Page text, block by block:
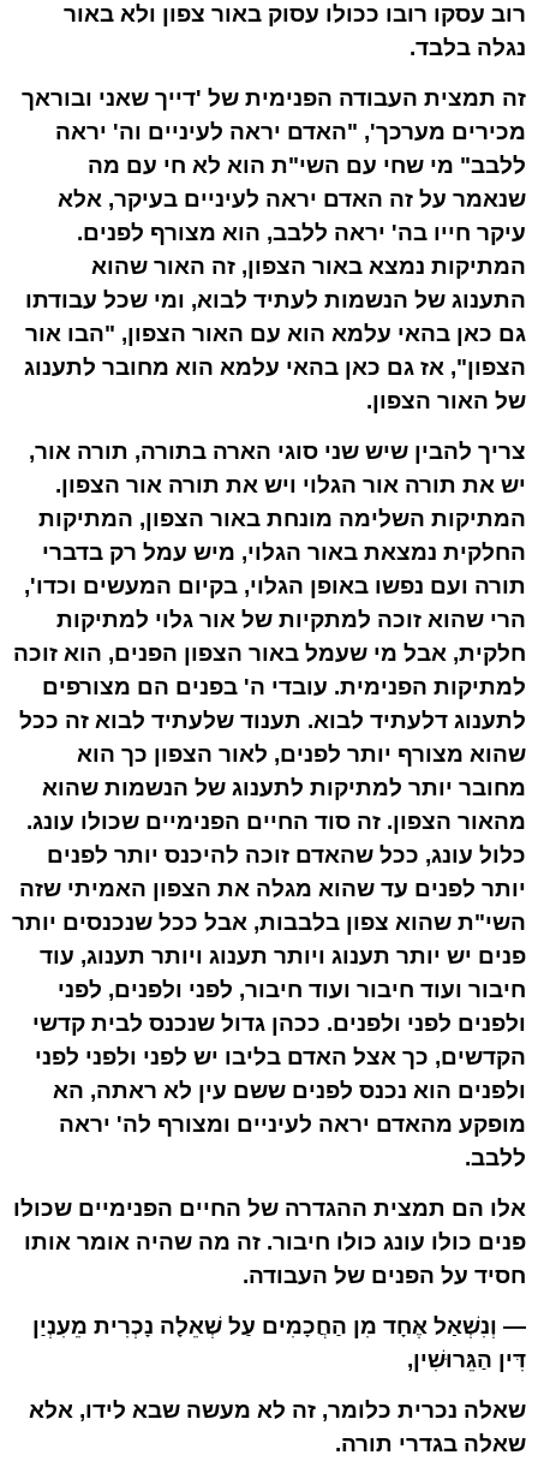
רוב עסקו רובו ככולו עסוק באור צפון ולא באור
נגלה בלבד.
זה תמצית העבודה הפנימית של 'דייך שאני ובוראך
מכירים מערכך', "האדם יראה לעיניים וה' יראה
ללבב" מי שחי עם השי"ת הוא לא חי עם מה
שנאמר על זה האדם יראה לעיניים בעיקר, אלא
עיקר חייו בה' יראה ללבב, הוא מצורף לפנים.
המתיקות נמצא באור הצפון, זה האור שהוא
התענוג של הנשמות לעתיד לבוא, ומי שכל עבודתו
גם כאן בהאי עלמא הוא עם האור הצפון, "הבו אור
הצפון", אז גם כאן בהאי עלמא הוא מחובר לתענוג
של האור הצפון.
צריך להבין שיש שני סוגי הארה בתורה, תורה אור,
יש את תורה אור הגלוי ויש את תורה אור הצפון.
המתיקות השלימה מונחת באור הצפון, המתיקות
החלקית נמצאת באור הגלוי, מיש עמל רק בדברי
תורה ועם נפשו באופן הגלוי, בקיום המעשים וכדו',
הרי שהוא זוכה למתקיות של אור גלוי למתיקות
חלקית, אבל מי שעמל באור הצפון הפנים, הוא זוכה
למתיקות הפנימית. עובדי ה' בפנים הם מצורפים
לתענוג דלעתיד לבוא. תענוד שלעתיד לבוא זה ככל
שהוא מצורף יותר לפנים, לאור הצפון כך הוא
מחובר יותר למתיקות לתענוג של הנשמות שהוא
מהאור הצפון. זה סוד החיים הפנימיים שכולו עונג.
כלול עונג, ככל שהאדם זוכה להיכנס יותר לפנים
יותר לפנים עד שהוא מגלה את הצפון האמיתי שזה
השי"ת שהוא צפון בלבבות, אבל ככל שנכנסים יותר
פנים יש יותר תענוג ויותר תענוג ויותר תענוג, עוד
חיבור ועוד חיבור ועוד חיבור, לפני ולפנים, לפני
ולפנים לפני ולפנים. ככהן גדול שנכנס לבית קדשי
הקדשים, כך אצל האדם בליבו יש לפני ולפני לפני
ולפנים הוא נכנס לפנים ששם עין לא ראתה, הא
מופקע מהאדם יראה לעיניים ומצורף לה' יראה
ללבב.
אלו הם תמצית ההגדרה של החיים הפנימיים שכולו
פנים כולו עונג כולו חיבור. זה מה שהיה אומר אותו
חסיד על הפנים של העבודה.
— וְנִשְׁאַל אֶחָד מִן הַחֲכָמִים עַל שְׁאֵלָה נָכְרִית מֵעִנְיַן
דִּין הַגֵּרוּשִׁין,
שאלה נכרית כלומר, זה לא מעשה שבא לידו, אלא
שאלה בגדרי תורה.